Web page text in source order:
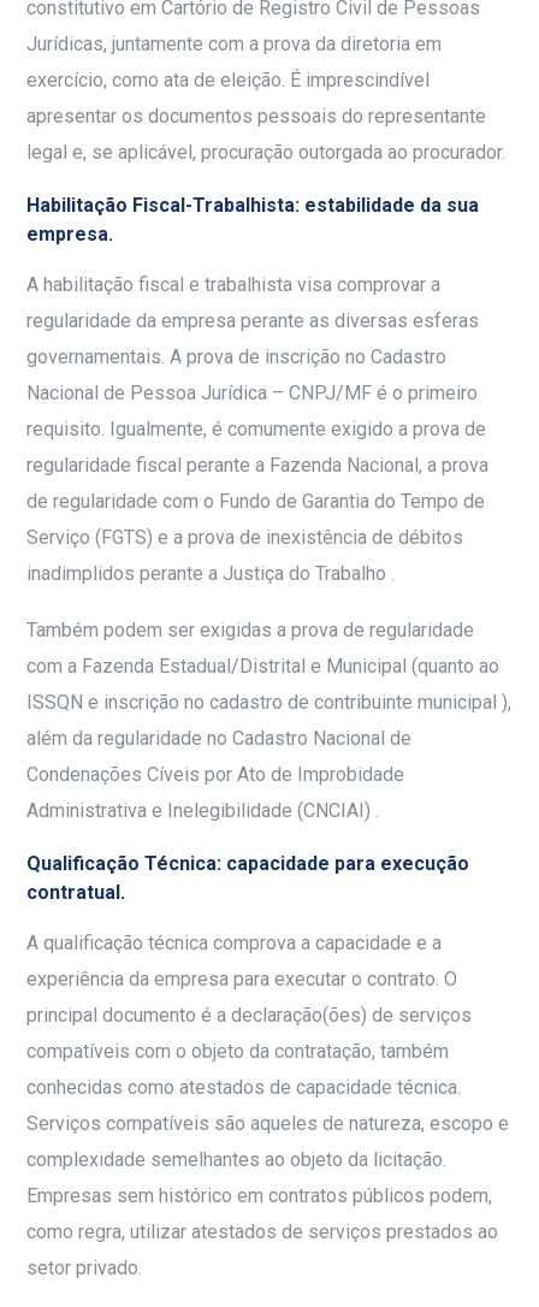
constitutivo em Cartório de Registro Civil de Pessoas
Jurídicas, juntamente com a prova da diretoria em
exercício, como ata de eleição. É imprescindível
apresentar os documentos pessoais do representante
legal e, se aplicável, procuração outorgada ao procurador.
Habilitação Fiscal-Trabalhista: estabilidade da sua
empresa.
A habilitação fiscal e trabalhista visa comprovar a
regularidade da empresa perante as diversas esferas
governamentais. A prova de inscrição no Cadastro
Nacional de Pessoa Jurídica – CNPJ/MF é o primeiro
requisito. Igualmente, é comumente exigido a prova de
regularidade fiscal perante a Fazenda Nacional, a prova
de regularidade com o Fundo de Garantia do Tempo de
Serviço (FGTS) e a prova de inexistência de débitos
inadimplidos perante a Justiça do Trabalho .
Também podem ser exigidas a prova de regularidade
com a Fazenda Estadual/Distrital e Municipal (quanto ao
ISSQN e inscrição no cadastro de contribuinte municipal ),
além da regularidade no Cadastro Nacional de
Condenações Cíveis por Ato de Improbidade
Administrativa e Inelegibilidade (CNCIAI) .
Qualificação Técnica: capacidade para execução
contratual.
A qualificação técnica comprova a capacidade e a
experiência da empresa para executar o contrato. O
principal documento é a declaração(ões) de serviços
compatíveis com o objeto da contratação, também
conhecidas como atestados de capacidade técnica.
Serviços compatíveis são aqueles de natureza, escopo e
complexidade semelhantes ao objeto da licitação.
Empresas sem histórico em contratos públicos podem,
como regra, utilizar atestados de serviços prestados ao
setor privado.